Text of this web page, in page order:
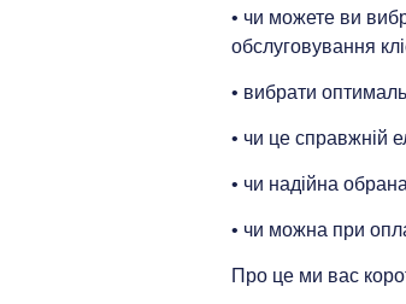
• чи можете ви
обслуговування
• вибрати
• чи це справжній
• чи надійна
• чи можна при
Про це ми вас